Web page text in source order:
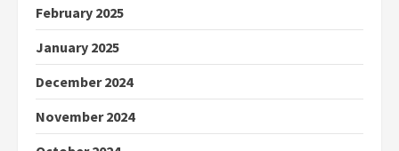
February 2025
January 2025
December 2024
November 2024